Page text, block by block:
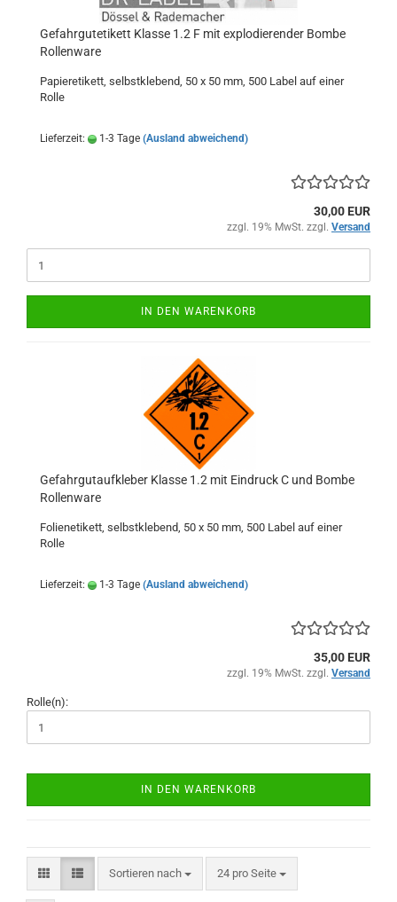
Gefahrgutetikett Klasse 1.2 F mit explodierender Bombe
Rollenware
Papieretikett, selbstklebend, 50 x 50 mm, 500 Label auf einer
Rolle
Lieferzeit: 1-3 Tage (Ausland abweichend)
30,00 EUR
zzgl. 19% MwSt. zzgl. Versand
IN DEN WARENKORB
Gefahrgutaufkleber Klasse 1.2 mit Eindruck C und Bombe
Rollenware
Folienetikett, selbstklebend, 50 x 50 mm, 500 Label auf einer
Rolle
Lieferzeit: 1-3 Tage (Ausland abweichend)
35,00 EUR
zzgl. 19% MwSt. zzgl. Versand
Rolle(n):
IN DEN WARENKORB
Sortieren nach
Sortieren nach 24 pro Seite
pro Seite